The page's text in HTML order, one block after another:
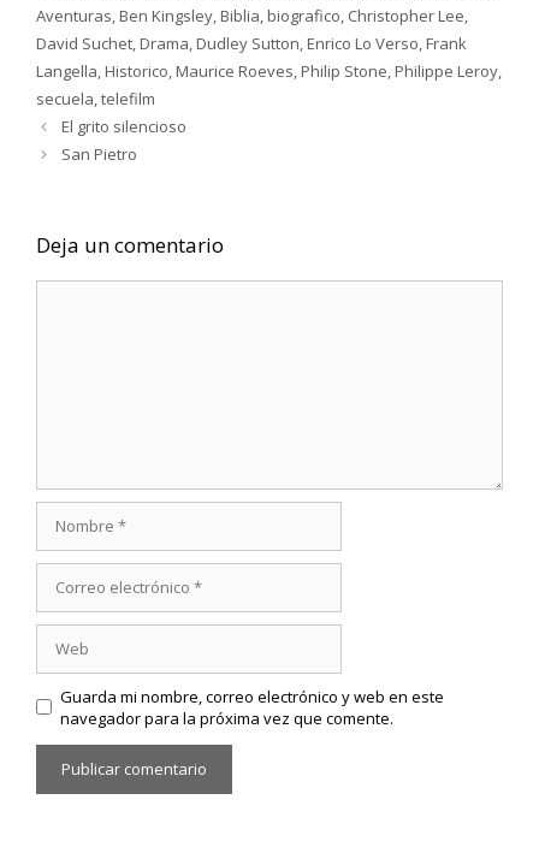
Aventuras,Ben Kingsley,Biblia,biografico, Christopher Lee,
David Suchet,Drama,Dudley Sutton,Enrico Lo Verso,Frank
Langella,Historico,Maurice Roeves,Philip Stone,Philippe Leroy,
secuela,telefilm
El grito silencioso
San Pietro
Deja un comentario
electrónico
Guarda mi nombre, correo electrónico y web en este
navegador para la próxima vez que comente.